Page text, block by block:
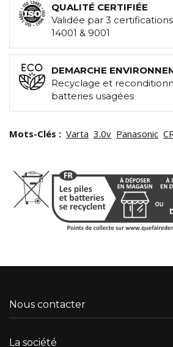
QUALITÉ CERTIFIÉE
Validée par 3 certifications
14001 & 9001
DEMARCHE
Recyclage et
batteries usagées
Mots-Clés : Varta 3.0v Panasonic
Nous contacter
La société